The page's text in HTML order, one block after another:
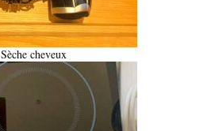
Sèche cheveux